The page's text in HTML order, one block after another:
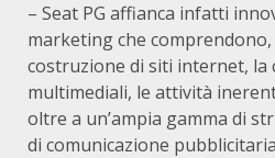
– Seat PG affianca infatti
marketing che comprendono,
costruzione di siti internet, la
multimediali, le attività
oltre a un’ampia gamma di
di comunicazione